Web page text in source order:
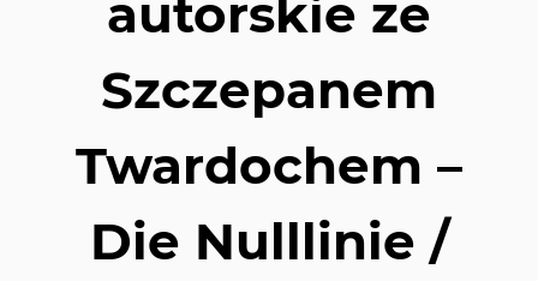
autorskie ze
Szczepanem
Twardochem –
Die Nulllinie /